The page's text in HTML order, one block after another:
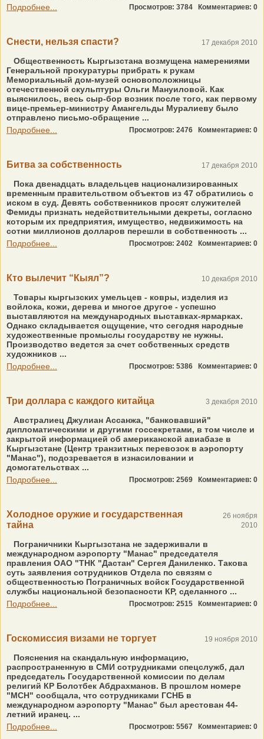
Подробнее...
Просмотров: 3784 Комментариев: 0
Снести, нельзя спасти? 17 декабря 2010
Общественность Кыргызстана возмущена намерениями
Генеральной прокуратуры прибрать к рукам
Мемориальный дом-музей основоположницы
отечественной скульптуры Ольги Мануиловой. Как
выяснилось, весь сыр-бор возник после того, как первому
вице-премьер-министру Амангельды Муралиеву было
отправлено письмо-обращение ...
Подробнее...
Просмотров: 2476 Комментариев: 0
Битва за собственность 17 декабря 2010
Пока двенадцать владельцев национализированных
временным правительством объектов из 47 обратились с
иском в суд. Девять собственников просят служителей
Фемиды признать недействительными декреты, согласно
которым их предприятия, имущество, недвижимость на
сотни миллионов долларов перешли в собственность ...
Подробнее...
Просмотров: 2402 Комментариев: 0
Кто вылечит “Кыял”? 10 декабря 2010
Товары кыргызских умельцев - ковры, изделия из
войлока, кожи, дерева и многое другое - успешно
выставляются на международных выставках-ярмарках.
Однако складывается ощущение, что сегодня народные
художественные промыслы государству не нужны.
Производство ведется за счет собственных средств
художников ...
Подробнее...
Просмотров: 5386 Комментариев: 0
Три доллара с каждого китайца 3 декабря 2010
Австралиец Джулиан Ассанжа, "банковавший"
дипломатическими и другими госсекретами, в том числе и
закрытой информацией об американской авиабазе в
Кыргызстане (Центр транзитных перевозок в аэропорту
"Манас"), подозревается в изнасиловании и
домогательствах ...
Подробнее...
Просмотров: 2569 Комментариев: 0
Холодное оружие и государственная
тайна
26 ноября
2010
Пограничники Кыргызстана не задерживали в
международном аэропорту "Манас" председателя
правления ОАО "ТНК "Дастан" Сергея Даниленко. Такова
суть заявления сотрудников Отдела по связям с
общественностью Пограничных войск Государственной
службы национальной безопасности КР, сделанного ...
Подробнее...
Просмотров: 2515 Комментариев: 0
Госкомиссия визами не торгует 19 ноября 2010
Пояснения на скандальную информацию,
распространенную в СМИ сотрудниками спецслужб, дал
председатель Государственной комиссии по делам
религий КР Болотбек Абдрахманов. В прошлом номере
"МСН" сообщала, что сотрудниками ГСНБ в
международном аэропорту "Манас" был арестован 44-
летний иранец. ...
Подробнее...
Просмотров: 5567 Комментариев: 0